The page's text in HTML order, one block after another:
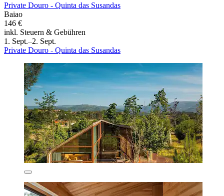
Private Douro - Quinta das Susandas
Baiao
146 €
inkl. Steuern & Gebühren
1. Sept.–2. Sept.
Private Douro - Quinta das Susandas